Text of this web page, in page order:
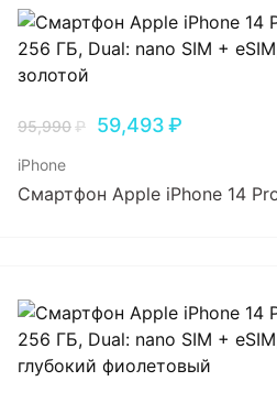
95,990₽ 59,493₽
iPhone
Смартфон Apple iPhone 14